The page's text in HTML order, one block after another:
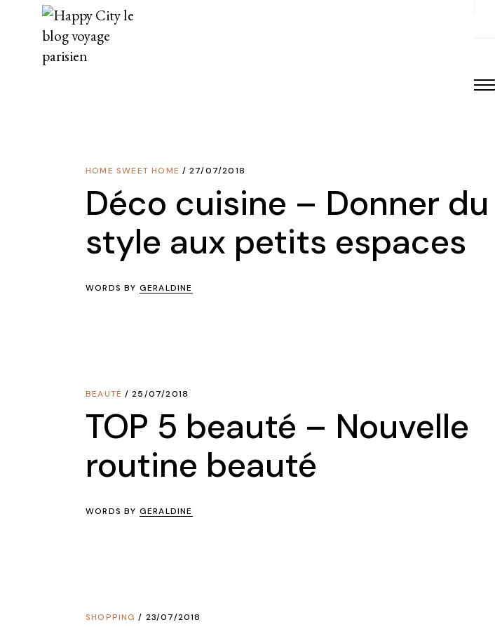
content
HOME SWEET HOME 27/07/2018
Déco cuisine – Donner du
style aux petits espaces
WORDS BY GERALDINE
BEAUTÉ 25/07/2018
TOP 5 beauté – Nouvelle
routine beauté
WORDS BY GERALDINE
SHOPPING 23/07/2018